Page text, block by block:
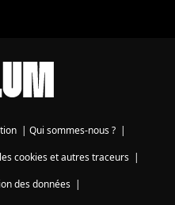
| Qui sommes-nous ? |
cookies et autres traceurs|
des données|